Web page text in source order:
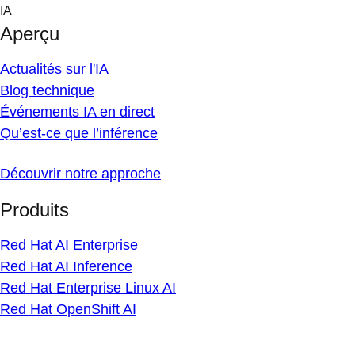
Skip
content
IA
Aperçu
Actualités sur l'IA
Blog technique
Événements IA en direct
Qu’est-ce que l’inférence
Découvrir notre approche
Produits
Red Hat AI Enterprise
Red Hat AI Inference
Red Hat Enterprise Linux AI
Red Hat OpenShift AI